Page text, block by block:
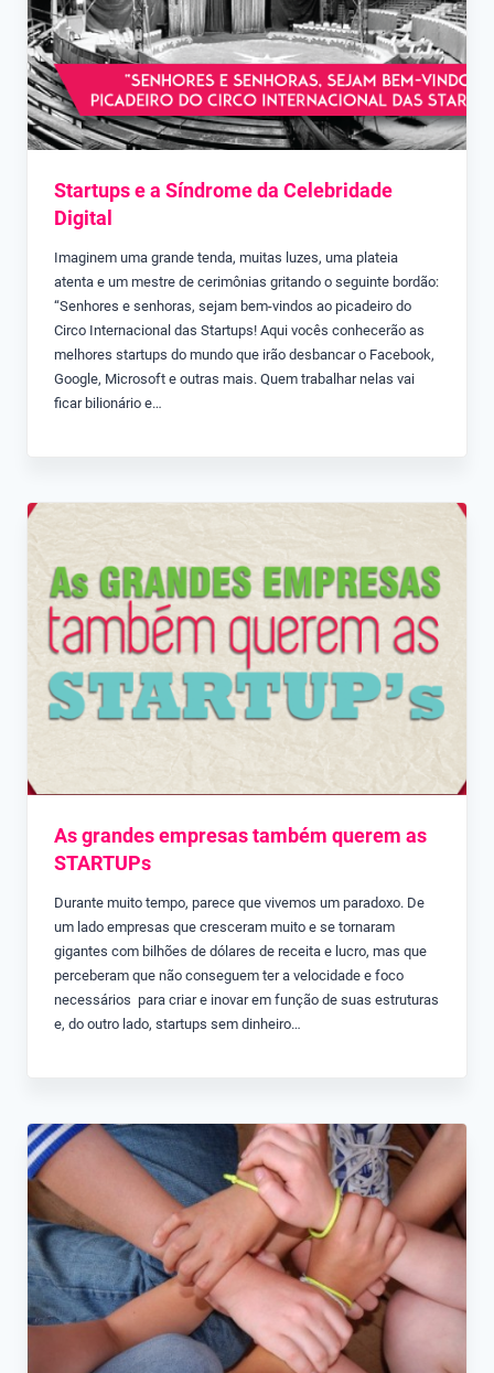
Startups e a Síndrome da Celebridade
Digital
Imaginem uma grande tenda, muitas luzes, uma plateia
atenta e um mestre de cerimônias gritando o seguinte bordão:
“Senhores e senhoras, sejam bem-vindos ao picadeiro do
Circo Internacional das Startups! Aqui vocês conhecerão as
melhores startups do mundo que irão desbancar o Facebook,
Google, Microsoft e outras mais. Quem trabalhar nelas vai
ficar bilionário e…
As grandes empresas também querem as
STARTUPs
Durante muito tempo, parece que vivemos um paradoxo. De
um lado empresas que cresceram muito e se tornaram
gigantes com bilhões de dólares de receita e lucro, mas que
perceberam que não conseguem ter a velocidade e foco
necessários para criar e inovar em função de suas estruturas
e, do outro lado, startups sem dinheiro…